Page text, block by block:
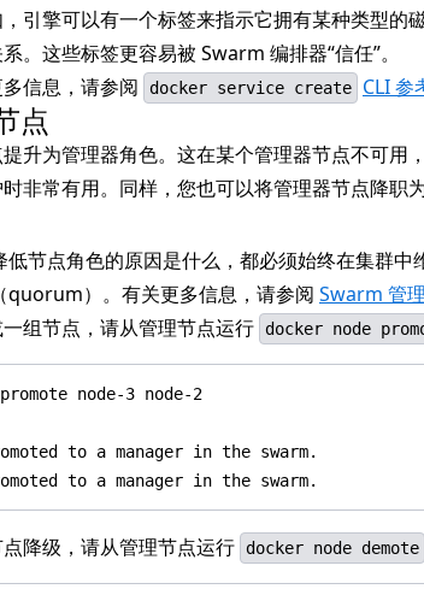
引擎可以有一个标签来指示它拥有某种类型的
。这些标签更容易被 Swarm 编排器“信任”。
信息，请参阅
docker service create CLI 参
点
升为管理器角色。这在某个管理器节点不可用
非常有用。同样，您也可以将管理器节点降职为
低节点角色的原因是什么，都必须始终在集群中
quorum）。有关更多信息，请参阅 Swarm 管
组节点，请从管理节点运行
docker node
降级，请从管理节点运行 docker node demote